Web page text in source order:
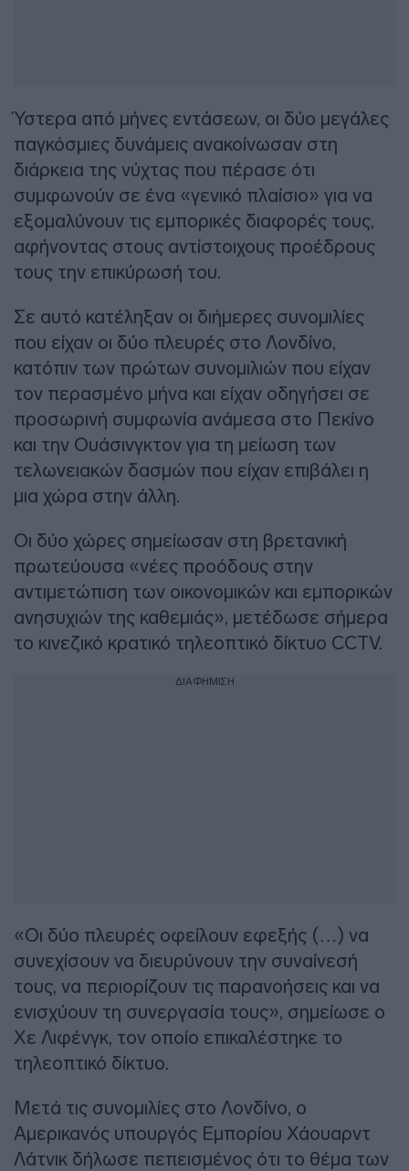
Ύστερα από μήνες εντάσεων, οι δύο μεγάλες
παγκόσμιες δυνάμεις ανακοίνωσαν στη
διάρκεια της νύχτας που πέρασε ότι
συμφωνούν σε ένα «γενικό πλαίσιο» για να
εξομαλύνουν τις εμπορικές διαφορές τους,
αφήνοντας στους αντίστοιχους προέδρους
τους την επικύρωσή του.
Σε αυτό κατέληξαν οι διήμερες συνομιλίες
που είχαν οι δύο πλευρές στο Λονδίνο,
κατόπιν των πρώτων συνομιλιών που είχαν
τον περασμένο μήνα και είχαν οδηγήσει σε
προσωρινή συμφωνία ανάμεσα στο Πεκίνο
και την Ουάσινγκτον για τη μείωση των
τελωνειακών δασμών που είχαν επιβάλει η
μια χώρα στην άλλη.
Οι δύο χώρες σημείωσαν στη βρετανική
πρωτεύουσα «νέες προόδους στην
αντιμετώπιση των οικονομικών και εμπορικών
ανησυχιών της καθεμιάς», μετέδωσε σήμερα
το κινεζικό κρατικό τηλεοπτικό δίκτυο CCTV.
ΔΙΑΦΗΜΙΣΗ
«Οι δύο πλευρές οφείλουν εφεξής (…) να
συνεχίσουν να διευρύνουν την συναίνεσή
τους, να περιορίζουν τις παρανοήσεις και να
ενισχύουν τη συνεργασία τους», σημείωσε ο
Χε Λιφένγκ, τον οποίο επικαλέστηκε το
τηλεοπτικό δίκτυο.
Μετά τις συνομιλίες στο Λονδίνο, ο
Αμερικανός υπουργός Εμπορίου Χάουαρντ
Λάτνικ δήλωσε πεπεισμένος ότι το θέμα των